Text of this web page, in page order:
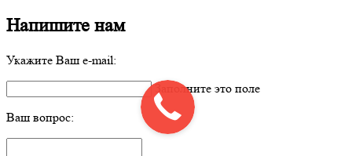
Напишите нам
Укажите Ваш e-mail:
Заполните это поле
Ваш вопрос: